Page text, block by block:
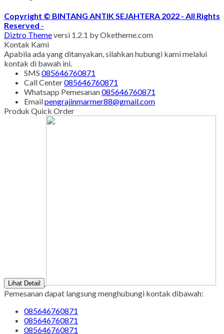
SUPPORT
Silahkan Hubungi Customer Service Kami Di Jam
Kerja Dan Layanan Kami
Senin - Juma'at : 08.00 s/d 21.00
Sabtu - Minggu : 08.00 s/d 16.00
Tgl Merah : Libur